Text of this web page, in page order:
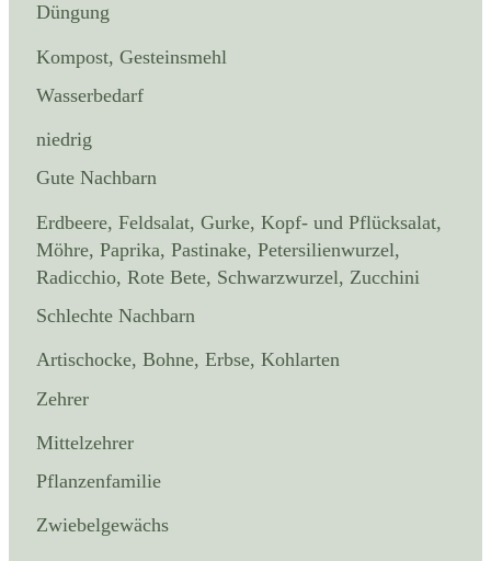
Düngung
Kompost, Gesteinsmehl
Wasserbedarf
niedrig
Gute Nachbarn
Erdbeere, Feldsalat, Gurke, Kopf- und Pflücksalat,
Möhre, Paprika, Pastinake, Petersilienwurzel,
Radicchio, Rote Bete, Schwarzwurzel, Zucchini
Schlechte Nachbarn
Artischocke, Bohne, Erbse, Kohlarten
Zehrer
Mittelzehrer
Pflanzenfamilie
Zwiebelgewächs